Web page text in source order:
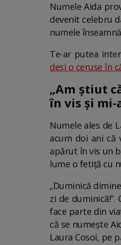
Numele Aida
devenit celebru
numele
Te-ar putea
deși o ceruse în
„Am știut
în vis și mi-
Numele ales de
acum doi ani că
apărut în vis un
lume o fetiță cu
„Duminică
zi de
face parte din
că se numește
Laura Cosoi, pe